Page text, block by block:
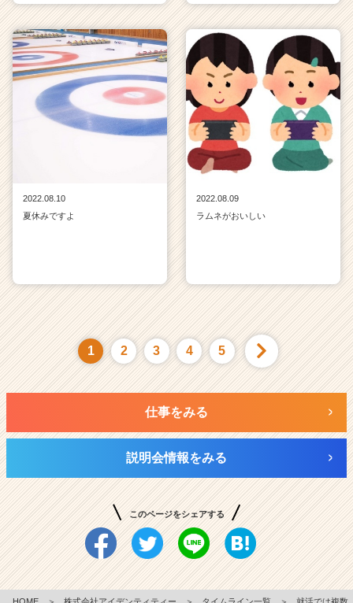
2022.08.10
夏休みですよ
2022.08.09
ラムネがおいしい
1 2 3 4 5
仕事をみる
説明会情報をみる
このページをシェアする